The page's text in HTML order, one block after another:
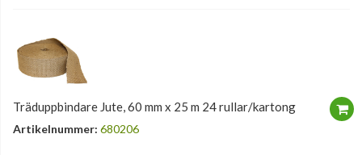
Träduppbindare Jute, 60 mm x 25 m 24 rullar/kartong
Artikelnummer: 680206